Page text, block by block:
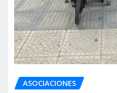
ASOCIACIONES